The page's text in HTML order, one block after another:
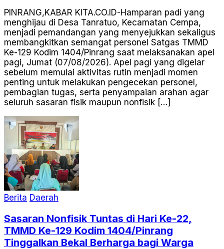
PINRANG,KABAR KITA.CO.ID-Hamparan padi yang
menghijau di Desa Tanratuo, Kecamatan Cempa,
menjadi pemandangan yang menyejukkan sekaligus
membangkitkan semangat personel Satgas TMMD
Ke-129 Kodim 1404/Pinrang saat melaksanakan apel
pagi, Jumat (07/08/2026). Apel pagi yang digelar
sebelum memulai aktivitas rutin menjadi momen
penting untuk melakukan pengecekan personel,
pembagian tugas, serta penyampaian arahan agar
seluruh sasaran fisik maupun nonfisik […]
Berita Daerah
Sasaran Nonfisik Tuntas di Hari Ke-22,
TMMD Ke-129 Kodim 1404/Pinrang
Tinggalkan Bekal Berharga bagi Warga